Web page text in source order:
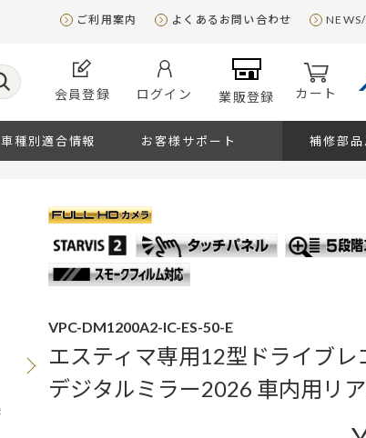
ご利用案内 よくあるお問い合わせ
会員登録 ログイン 業販登録 カート
車種別適合情報 お客様サポート 補修部
VPC-DM1200A2-IC-ES-50-E
エスティマ専用12型ドライブレ
デジタルミラー2026 車内用リ